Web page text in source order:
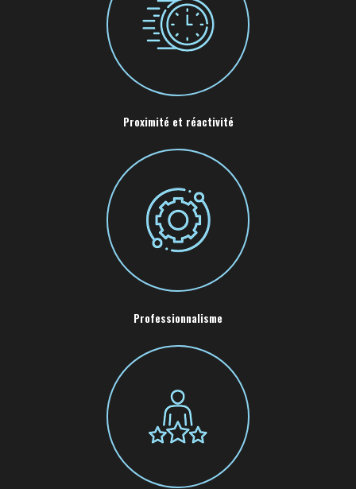
Proximité et réactivité
Professionnalisme